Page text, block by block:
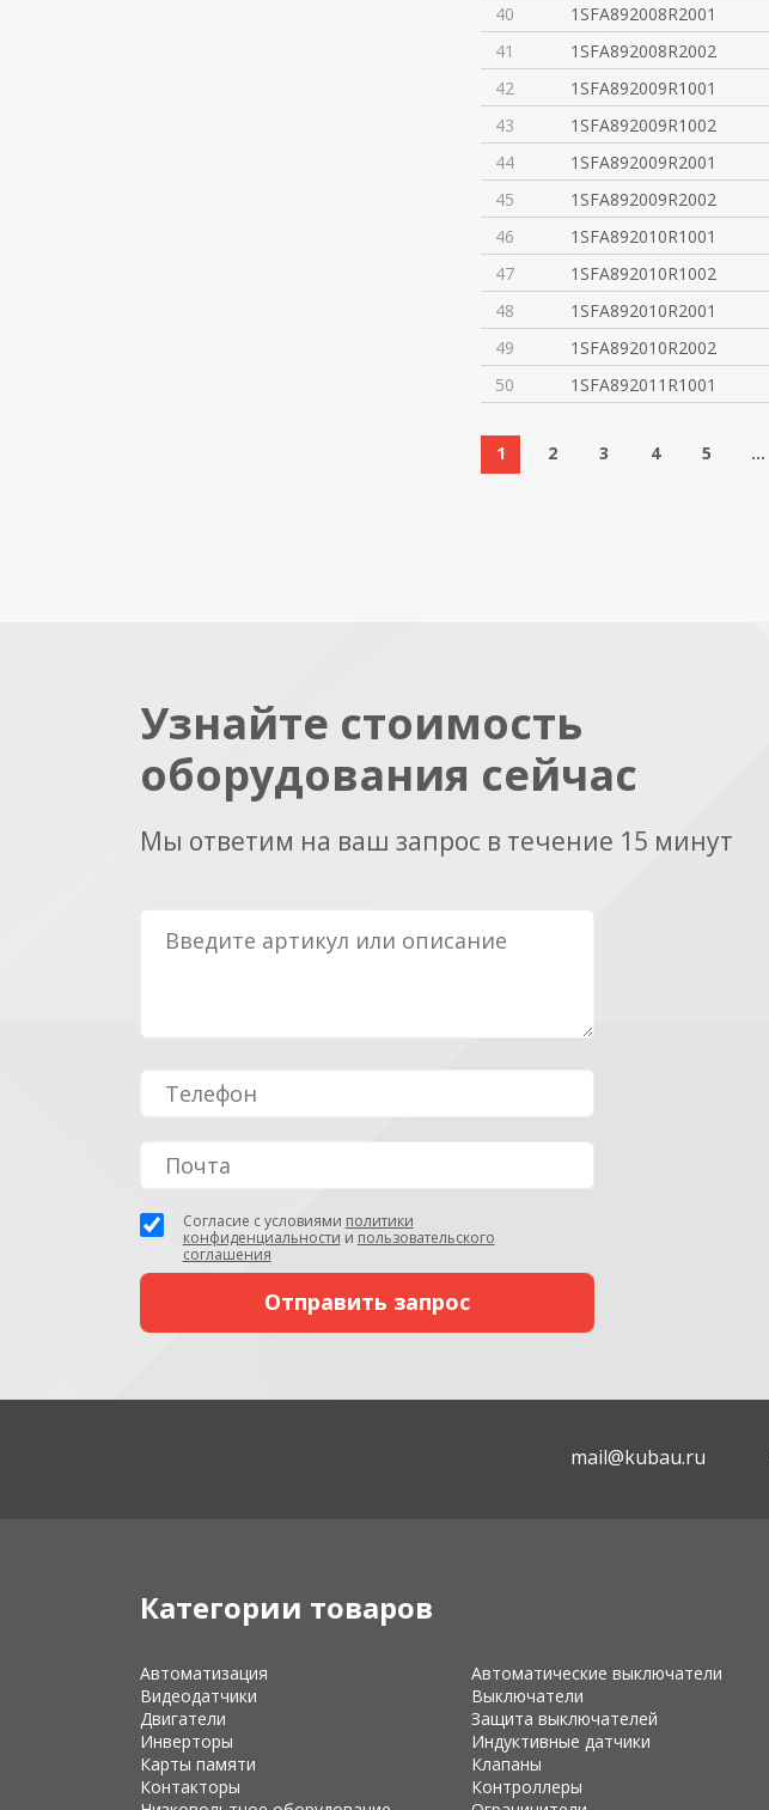
40 1SFA892008R2001
41 1SFA892008R2002
42 1SFA892009R1001
43 1SFA892009R1002
44 1SFA892009R2001
45 1SFA892009R2002
46 1SFA892010R1001
47 1SFA892010R1002
48 1SFA892010R2001
49 1SFA892010R2002
50 1SFA892011R1001
1 2 3 4 5 ...
Узнайте стоимость
оборудования сейчас
Мы ответим на ваш запрос в течение 15 минут
Согласие с условиями политики
конфиденциальности и пользовательского
соглашения
mail@kubau.ru
Категории товаров
Автоматизация Автоматические выключатели
Видеодатчики
Выключатели
Двигатели
Защита выключателей
Инверторы
Индуктивные датчики
Карты памяти
Клапаны
Контакторы
Контроллеры